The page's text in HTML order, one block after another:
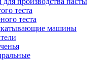
теста
теста
машины